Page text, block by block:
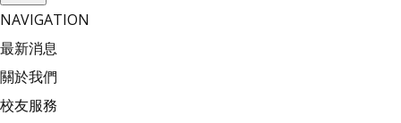
NAVIGATION
最新消息
關於我們
校友服務